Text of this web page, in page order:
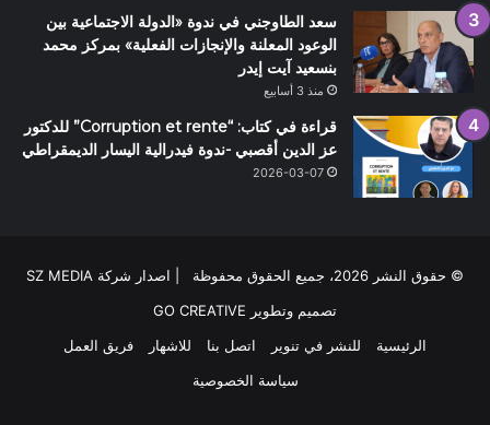
سعد الطاوجني في ندوة «الدولة الاجتماعية بين
الوعود المعلنة والإنجازات الفعلية» بمركز محمد
بنسعيد آيت إيدر
منذ 3 أسابيع
قراءة في كتاب: “Corruption et rente” للدكتور
عز الدين أقصبي -ندوة فيدرالية اليسار الديمقراطي
2026-03-07
© حقوق النشر 2026، جميع الحقوق محفوظة | اصدار شركة SZ MEDIA
تصميم وتطوير GO CREATIVE
الرئيسية
للنشر في تنوير اتصل بنا للاشهار
فريق العمل
سياسة الخصوصية